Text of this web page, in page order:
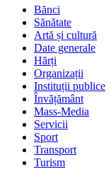
Bănci
Sănătate
Artă și cultură
Date generale
Hărți
Organizații
Instituții publice
Învățământ
Mass-Media
Servicii
Sport
Transport
Turism